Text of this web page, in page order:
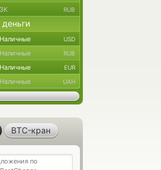
ЗК RUB
Наличные USD
Наличные RUB
Наличные EUR
Наличные UAH
BTC-кран